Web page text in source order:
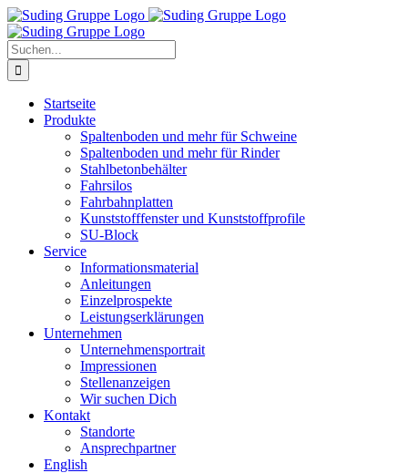
Zum
Inhalt
springen
Suche
nach:
Startseite
Produkte
Spaltenboden und mehr für Schweine
Spaltenboden und mehr für Rinder
Stahlbetonbehälter
Fahrsilos
Fahrbahnplatten
Kunststofffenster und Kunststoffprofile
SU-Block
Service
Informationsmaterial
Anleitungen
Einzelprospekte
Leistungserklärungen
Unternehmen
Unternehmensportrait
Impressionen
Stellenanzeigen
Wir suchen Dich
Kontakt
Standorte
Ansprechpartner
English